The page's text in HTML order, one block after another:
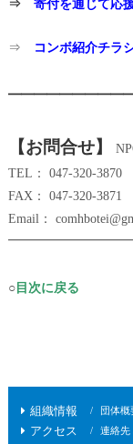
⇒ 寄付を通じて応
⇒ コンボ紹介チラ
【お問合せ】
TEL： 047-320-3870
FAX： 047-320-3871
Email：
○目次に戻る
組織情報 団体概
アクセス 連絡先